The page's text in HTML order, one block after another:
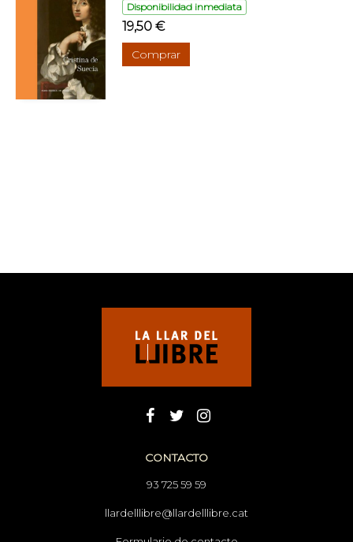
Disponibilidad inmediata
19,50 €
Comprar
CONTACTO
93 725 59 59
llardelllibre@llardelllibre.cat